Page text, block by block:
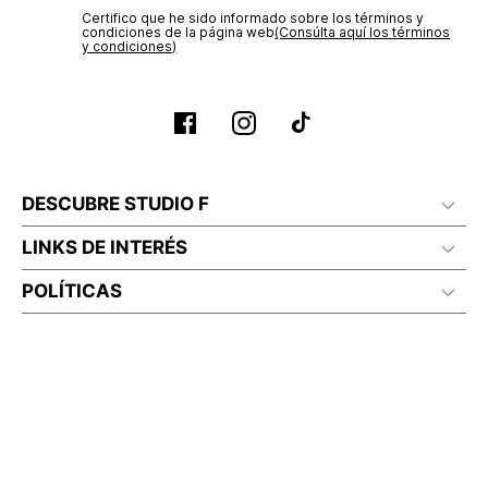
Certifico que he sido informado sobre los términos y
condiciones de la página web‎(Consúlta aquí los términos
y condiciones)
DESCUBRE STUDIO F
LINKS DE INTERÉS
POLÍTICAS